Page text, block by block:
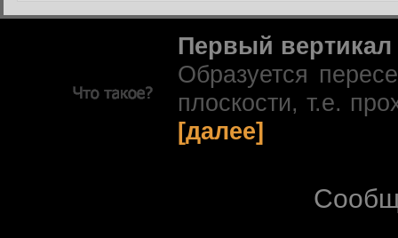
Первый вертикал
Образуется
плоскости, т.е.
[далее]